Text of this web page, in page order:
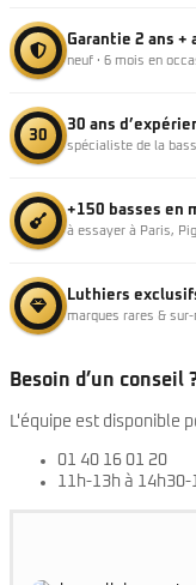
Garantie 2 ans +
neuf · 6 mois en
30
30 ans
spécialiste de la
+150 basses en
à essayer à Paris,
Luthiers
marques rares &
Besoin d’un conseil
L'équipe est disponible
01 40 16 01 20
11h-13h à 14h30-